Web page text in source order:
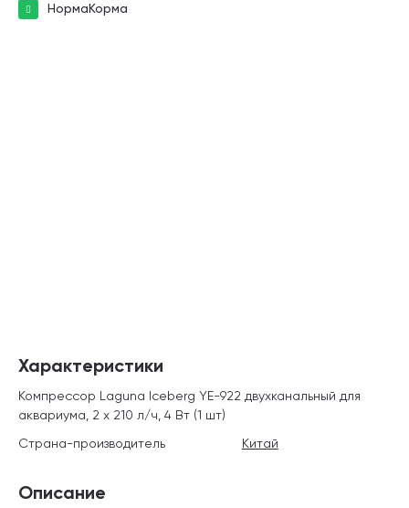
НормаКорма
Описание
Характеристики
Компрессор Laguna Iceberg YE-922 двухканальный для
аквариума, 2 х 210 л/ч, 4 Вт (1 шт)
Страна-производитель
Китай